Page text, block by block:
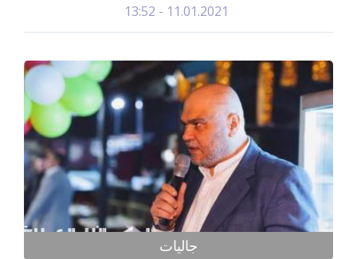
11.01.2021 - 13:52
جاليات